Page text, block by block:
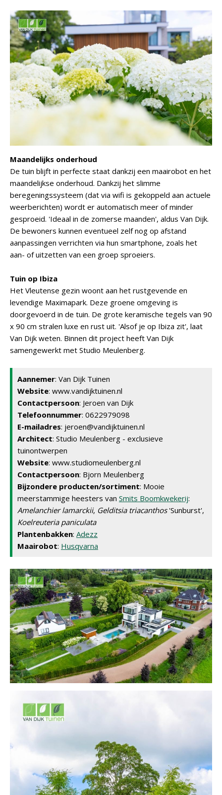
Maandelijks onderhoud
De tuin blijft in perfecte staat dankzij een maairobot en het
maandelijkse onderhoud. Dankzij het slimme
beregeningssysteem (dat via wifi is gekoppeld aan actuele
weerberichten) wordt er automatisch meer of minder
gesproeid. 'Ideaal in de zomerse maanden', aldus Van Dijk.
De bewoners kunnen eventueel zelf nog op afstand
aanpassingen verrichten via hun smartphone, zoals het
aan- of uitzetten van een groep sproeiers.
Tuin op Ibiza
Het Vleutense gezin woont aan het rustgevende en
levendige Maximapark. Deze groene omgeving is
doorgevoerd in de tuin. De grote keramische tegels van 90
x 90 cm stralen luxe en rust uit. 'Alsof je op Ibiza zit', laat
Van Dijk weten. Binnen dit project heeft Van Dijk
samengewerkt met Studio Meulenberg.
Aannemer: Van Dijk Tuinen
Website: www.vandijktuinen.nl
Contactpersoon: Jeroen van Dijk
Telefoonnummer: 0622979098
E-mailadres: jeroen@vandijktuinen.nl
Architect: Studio Meulenberg - exclusieve
tuinontwerpen
Website: www.studiomeulenberg.nl
Contactpersoon: Bjorn Meulenberg
Bijzondere producten/sortiment: Mooie
meerstammige heesters van Smits Boomkwekerij:
Amelanchier lamarckii, Gelditsia triacanthos'Sunburst',
Koelreuteria paniculata
Plantenbakken: Adezz
Maairobot: Husqvarna